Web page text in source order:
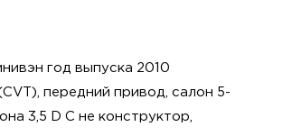
год выпуска 2010
передний привод, салон 5-
3,5 D C не конструктор,